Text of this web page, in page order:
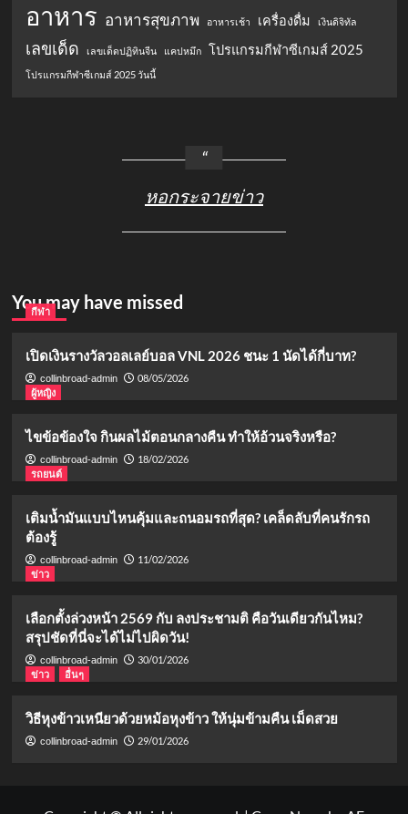
อาหาร อาหารสุขภาพ อาหารเช้า เครื่องดื่ม เงินดิจิทัล
เลขเด็ด เลขเด็ดปฏิทินจีน แคปหมึก โปรแกรมกีฬาซีเกมส์ 2025
โปรแกรมกีฬาซีเกมส์ 2025 วันนี้
หอกระจายข่าว
You may have missed
กีฬา
เปิดเงินรางวัลวอลเลย์บอล VNL 2026 ชนะ 1 นัดได้กี่บาท?
collinbroad-admin
08/05/2026
ผู้หญิง
ไขข้อข้องใจ กินผลไม้ตอนกลางคืน ทำให้อ้วนจริงหรือ?
collinbroad-admin
18/02/2026
รถยนต์
เติมน้ำมันแบบไหนคุ้มและถนอมรถที่สุด? เคล็ดลับที่คนรักรถ
ต้องรู้
collinbroad-admin
11/02/2026
ข่าว
เลือกตั้งล่วงหน้า 2569 กับ ลงประชามติ คือวันเดียวกันไหม?
สรุปชัดที่นี่จะได้ไม่ไปผิดวัน!
collinbroad-admin
30/01/2026
ข่าว
อื่นๆ
วิธีหุงข้าวเหนียวด้วยหม้อหุงข้าว ให้นุ่มข้ามคืน เม็ดสวย
collinbroad-admin 29/01/2026